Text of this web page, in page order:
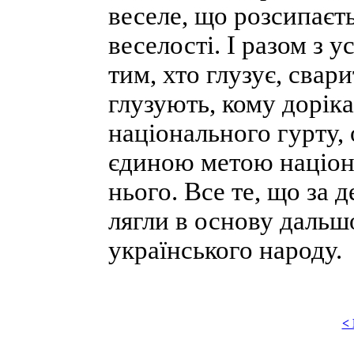
веселе, що
веселості. І разом з
тим, хто глузує,
глузують, кому
національного
єдиною метою
нього. Все те, що за
лягли в основу
українського народу.
<